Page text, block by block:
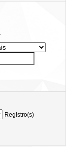
Registro(s)